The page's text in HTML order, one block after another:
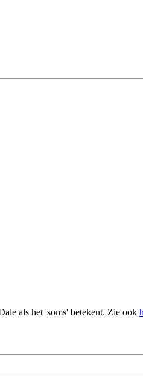
als het 'soms' betekent. Zie ook